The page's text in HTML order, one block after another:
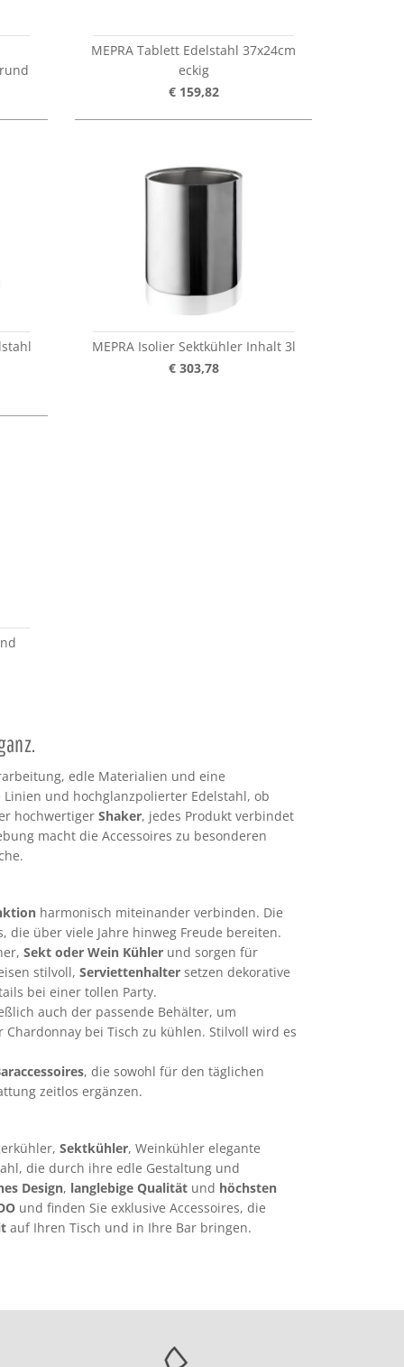
MEPRA Tablett Edelstahl 37x24cm
eckig
€ 159,82
MEPRA Isolier Sektkühler Inhalt 3l
€ 303,78
edle Materialien und eine
und hochglanzpolierter Edelstahl, ob
hochwertiger Shaker, jedes Produkt verbindet
macht die Accessoires zu besonderen
harmonisch miteinander verbinden. Die
die über viele Jahre hinweg Freude bereiten.
Sekt oder Wein Kühlerund sorgen für
stilvoll, Serviettenhaltersetzen dekorative
bei einer tollen Party.
auch der passende Behälter, um
bei Tisch zu kühlen. Stilvoll wird es
, die sowohl für den täglichen
zeitlos ergänzen.
Sektkühler, Weinkühler elegante
die durch ihre edle Gestaltung und
Design, langlebige Qualitätund höchsten
und finden Sie exklusive Accessoires, die
auf Ihren Tisch und in Ihre Bar bringen.